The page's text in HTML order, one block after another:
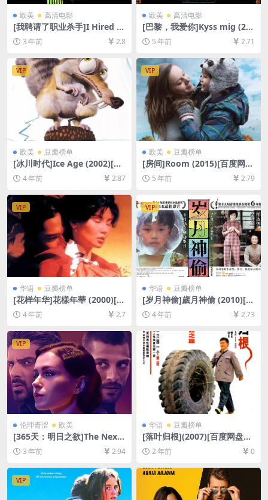
欧美 高清电影
[我聘请了职业杀手]I Hired a
Contract Killer (1990)[百度
网盘+夸克网盘1080P超清未
删减资源][网盘在线播放/下
载][MP4/5.1GB][中文字幕]
3 年前 2.8
欧美 高清电影
[巴黎，我爱你]Kyss mig (20
11)[百度网盘+迅雷云盘资源1
080P超清未删减][MP4/6.7G
B][原声中字]
5 年前 2.71
VIP
欧美 豆瓣榜单
[冰川时代]Ice Age (2002)[百
度网盘+迅雷云盘资源1080P
超清未删减][MP4/5.2GB][中
4 年前 2.87
VIP
欧美 豆瓣榜单
[房间]Room (2015)[百度网盘
+迅雷云盘资源1080P超清未
删减][MP4/7.1GB][中英字幕]
5 年前 2.79
VIP
华语 豆瓣榜单
[花样年华]花樣年華 (2000)[百
度网盘+迅雷云盘资源1080P
超清未删减][MP4/6.2GB][粤
语中字]
4 年前 2.7
VIP
华语 豆瓣榜单
[岁月神偷]歲月神偷 (2010)[百
度网盘+迅雷云盘资源1080P
超清未删减][MP4/7.5GB][粤
语中字]
4 年前 2.73
VIP
伦理青涩 欧美
[365天：明日之欲]The Next
365 Days (2022)[百度网盘
+夸克网盘1080P超清未删减
资源][网盘下载][MP4/6.8GB]
[中英字幕]【手机/平板无法在
线播放，请使用电脑下载防和
谐压缩包（含解压密码）】
3 年前 2.94
华语 豆瓣榜单
[落叶归根](2007)[百度网盘
+夸克网盘1080P超清未删减
资源][网盘在线播放/下载][MP
4/7.1GB][中英字幕]
2 年前 0
VIP